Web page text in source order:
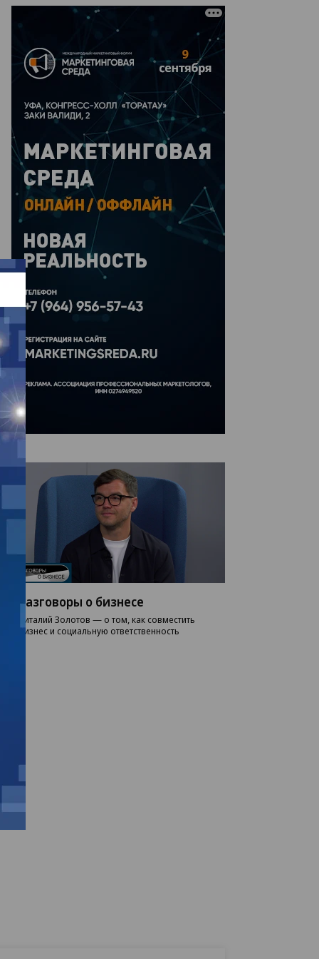
Разговоры о бизнесе
Виталий Золотов — о том, как совместить
бизнес и социальную ответственность